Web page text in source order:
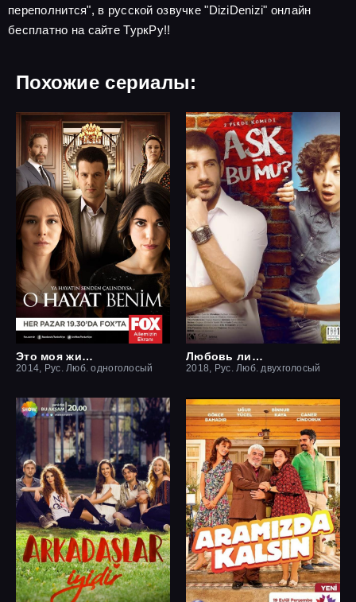
переполнится", в русской озвучке "DiziDenizi" онлайн
бесплатно на сайте ТуркРу!!
Похожие сериалы:
Это моя жизнь
2014, Рус. Люб. одноголосый
Любовь ли это?
2018, Рус. Люб. двухголосый